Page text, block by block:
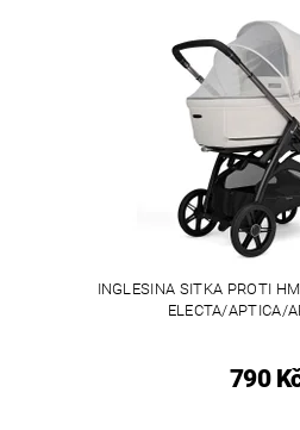
INGLESINA SITKA PROTI
ELECTA/APTICA/
790